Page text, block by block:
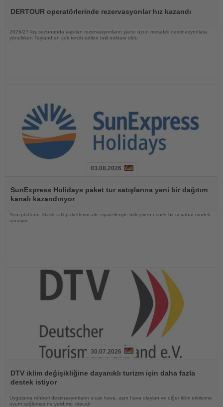
DERTOUR operatörlerinde rezervasyonlar hız kazandı
2026/27 kış sezonunda yapılan rezervasyonların yarısı uzun mesafeli destinasyonlara
yönelirken Tayland en çok tercih edilen tatil noktası oldu
Oku
03.08.2026
SunExpress Holidays paket tur satışlarına yeni bir dağıtım
kanalı kazandırıyor
Yeni platform, klasik tatil paketlerini aile ziyaretleriyle birleştiren esnek bir seyahat modeli
sunuyor
Oku
30.07.2026
DTV iklim değişikliğine dayanıklı turizm için daha fazla
destek istiyor
Uygulama rehberi destinasyonların sıcak hava, aşırı hava olayları ve diğer iklim etkilerine
uyum sağlamasına yardımcı olacak